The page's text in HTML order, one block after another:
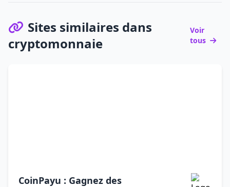
Sites similaires dans
cryptomonnaie
Voir
tous
CoinPayu : Gagnez des